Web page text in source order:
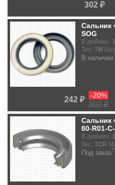
302 ₽
Сальник
SOG
В дюймах:
Тип: TM
В наличии?
242 ₽
302 ₽
-20%
Сальник
80-R01-
В дюймах:
Тип: TCR
Под заказ?